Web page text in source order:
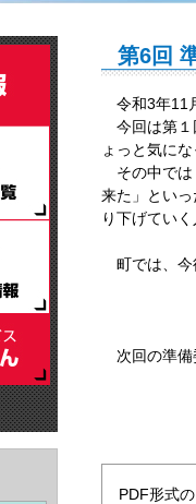
第6回
令和3年11
今回は第１
ょっと気に
その中では
来た」とい
り下げてい
町では、今
次回の準備
PDF形式